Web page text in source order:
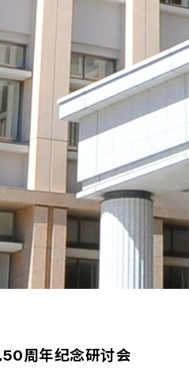
50周年纪念研讨会